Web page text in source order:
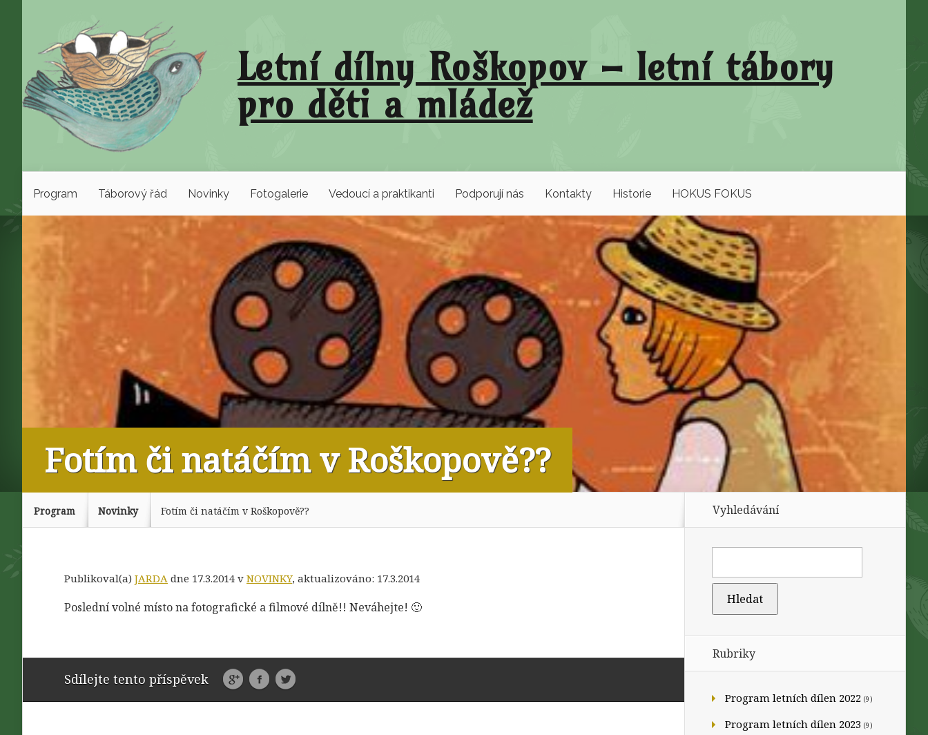
Letní dílny Roškopov – letní tábory
pro děti a mládež
Program Táborový řád Novinky Fotogalerie Vedoucí a praktikanti Podporují nás Kontakty Historie HOKUS FOKUS
Fotím či natáčím v Roškopově??
Program Novinky Fotím či natáčím v Roškopově??
Publikoval(a) JARDA dne 17.3.2014 v NOVINKY, aktualizováno: 17.3.2014
Poslední volné místo na fotografické a filmové dílně!! Neváhejte! 🙂
Sdílejte tento příspěvek
Vyhledávání
Rubriky
Program letních dílen 2022 (9)
Program letních dílen 2023 (9)